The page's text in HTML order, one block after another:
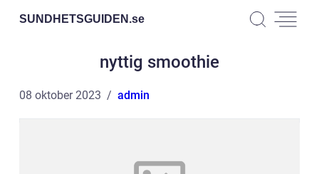
SUNDHETSGUIDEN.se
nyttig smoothie
08 oktober 2023 admin